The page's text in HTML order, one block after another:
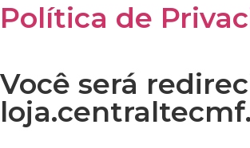
Política de
Você será